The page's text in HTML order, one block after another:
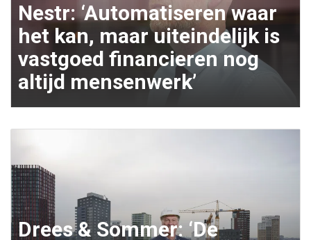
Nestr: ‘Automatiseren waar
het kan, maar uiteindelijk is
vastgoed financieren nog
altijd mensenwerk’
Drees & Sommer: ‘De